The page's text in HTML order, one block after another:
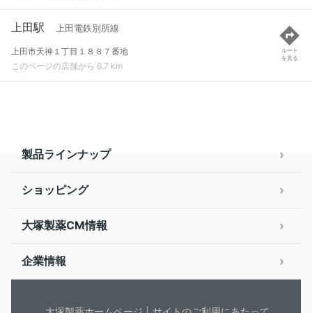
上田駅 上田電鉄別所線
上田市天神１丁目１８８７番地
このページの店舗から 6.7 km
ルート
を見る
製品ラインナップ
ショッピング
大塚製薬CM情報
企業情報